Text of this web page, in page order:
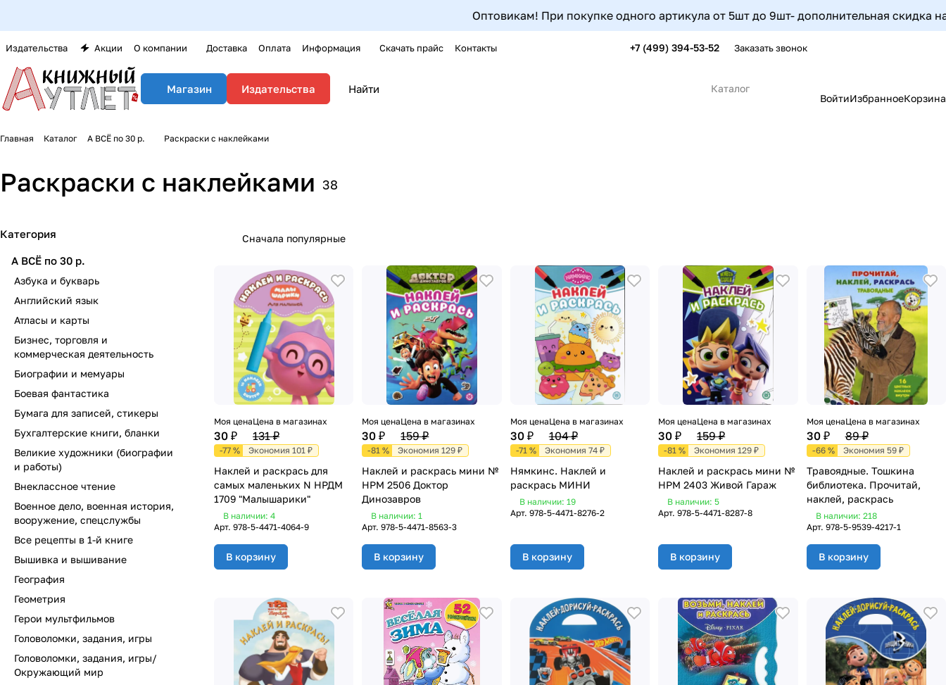
Оптовикам! При покупке одного артикула от 5шт до 9шт- дополнительная скидка на этот артикул
Издательства Акции О компании Доставка Оплата Информация Скачать прайс Контакты +7 (499) 394-53-52 Заказать звонок
Магазин Издательства
Каталог
ВойтиИзбранноеКорзина
Главная Каталог А ВСЁ по 30 р. Раскраски с наклейками
Раскраски с наклейками 38
Сначала популярные
Моя цена
30 ₽
Цена в магазинах
131 ₽
-77 % Экономия 101 ₽
Наклей и раскрась для
самых маленьких N НРДМ
1709 "Малышарики"
В наличии: 4
Арт. 978-5-4471-4064-9
В корзину
Моя цена
30 ₽
Цена в магазинах
159 ₽
-81 % Экономия 129 ₽
Наклей и раскрась мини №
НРМ 2506 Доктор
Динозавров
В наличии: 1
Арт.978-5-4471-8563-3
В корзину
Моя цена
30 ₽
Цена в магазинах
104 ₽
-71 % Экономия 74 ₽
Нямкинс. Наклей и
раскрась МИНИ
В наличии: 19
Арт. 978-5-4471-8276-2
В корзину
Моя цена
30 ₽
Цена в магазинах
159 ₽
-81 % Экономия 129 ₽
Наклей и раскрась мини №
НРМ 2403 Живой Гараж
В наличии: 5
Арт.978-5-4471-8287-8
В корзину
Моя цена
30 ₽
Цена в магазинах
89 ₽
-66 % Экономия 59 ₽
Травоядные. Тошкина
библиотека. Прочитай,
наклей, раскрась
В наличии: 218
Арт. 978-5-9539-4217-1
В корзину
Категория
А ВСЁ по 30 р.
Азбука и букварь
Английский язык
Атласы и карты
Бизнес, торговля и
коммерческая деятельность
Биографии и мемуары
Боевая фантастика
Бумага для записей, стикеры
Бухгалтерские книги, бланки
Великие художники (биографии
и работы)
Внеклассное чтение
Военное дело, военная история,
вооружение, спецслужбы
Все рецепты в 1-й книге
Вышивка и вышивание
География
Геометрия
Герои мультфильмов
Головоломки, задания, игры
Головоломки, задания, игры/
Окружающий мир